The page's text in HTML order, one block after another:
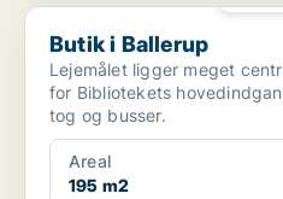
Butik i Ballerup
Butik i Ballerup
Lejemålet ligger meget
for Bibliotekets
tog og busser.
Areal
195 m2